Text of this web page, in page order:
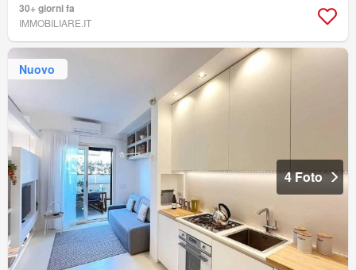
30+ giorni fa
IMMOBILIARE.IT
Nuovo
4 Foto